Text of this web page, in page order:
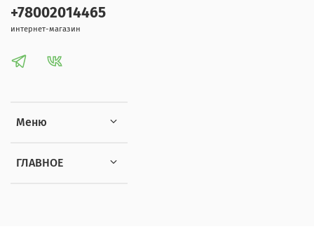
Меню
ГЛАВНОЕ
+78002014465
интернет-магазин